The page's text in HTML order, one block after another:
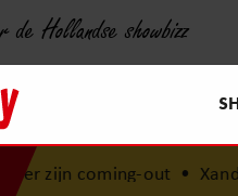
Hollandse showbizz
out•Xandra Brood blikt